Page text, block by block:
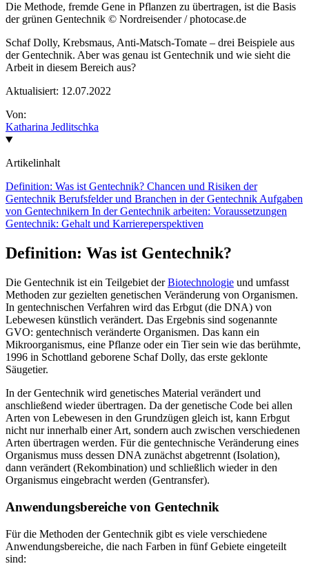
Die Methode, fremde Gene in Pflanzen zu übertragen, ist die Basis
der grünen Gentechnik © Nordreisender / photocase.de
Schaf Dolly, Krebsmaus, Anti-Matsch-Tomate – drei Beispiele aus
der Gentechnik. Aber was genau ist Gentechnik und wie sieht die
Arbeit in diesem Bereich aus?
Aktualisiert: 12.07.2022
Von:
Katharina Jedlitschka
Artikelinhalt
Definition: Was ist Gentechnik? Chancen und Risiken der
Gentechnik Berufsfelder und Branchen in der GentechnikAufgaben
von Gentechnikern In der Gentechnik arbeiten: Voraussetzungen
Gentechnik: Gehalt und Karriereperspektiven
Definition: Was ist Gentechnik?
Die Gentechnik ist ein Teilgebiet derBiotechnologie und umfasst
Methoden zur gezielten genetischen Veränderung von Organismen.
In gentechnischen Verfahren wird das Erbgut (die DNA) von
Lebewesen künstlich verändert. Das Ergebnis sind sogenannte
GVO: gentechnisch veränderte Organismen. Das kann ein
Mikroorganismus, eine Pflanze oder ein Tier sein wie das berühmte,
1996 in Schottland geborene Schaf Dolly, das erste geklonte
Säugetier.
In der Gentechnik wird genetisches Material verändert und
anschließend wieder übertragen. Da der genetische Code bei allen
Arten von Lebewesen in den Grundzügen gleich ist, kann Erbgut
nicht nur innerhalb einer Art, sondern auch zwischen verschiedenen
Arten übertragen werden. Für die gentechnische Veränderung eines
Organismus muss dessen DNA zunächst abgetrennt (Isolation),
dann verändert (Rekombination) und schließlich wieder in den
Organismus eingebracht werden (Gentransfer).
Anwendungsbereiche von Gentechnik
Für die Methoden der Gentechnik gibt es viele verschiedene
Anwendungsbereiche, die nach Farben in fünf Gebiete eingeteilt
sind: